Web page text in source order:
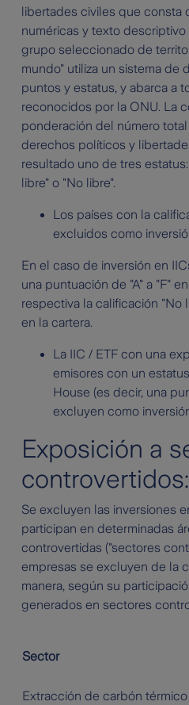
libertades civiles que consta
numéricas y texto descriptivo
grupo seleccionado de
mundo" utiliza un sistema de
puntos y estatus, y abarca a
reconocidos por la ONU. La
ponderación del número
derechos políticos y
resultado uno de tres
libre" o "No libre".
Los países con la
excluidos como
En el caso de inversión en
una puntuación de "A" a "F"
respectiva la calificación "No
en la cartera.
La IIC / ETF con una
emisores con un
House (es decir, una
excluyen como
Exposición a
controvertidos:
Se excluyen las inversiones
participan en determinadas
controvertidas ("sectores
empresas se excluyen de la
manera, según su
generados en sectores
Sector
Extracción de carbón térmico